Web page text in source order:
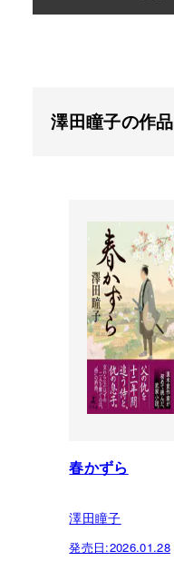
澤田瞳子の作品
春かずら
澤田瞳子
発売日:2026.01.28